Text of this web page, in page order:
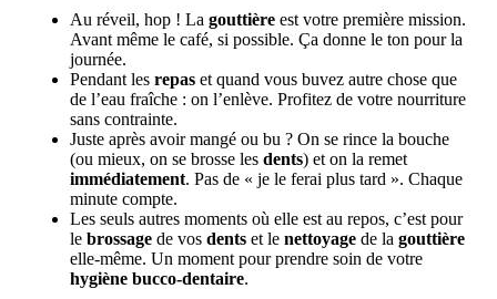
Au réveil, hop ! La gouttière est votre première mission.
Avant même le café, si possible. Ça donne le ton pour la
journée.
Pendant les repas et quand vous buvez autre chose que
de l’eau fraîche : on l’enlève. Profitez de votre nourriture
sans contrainte.
Juste après avoir mangé ou bu ? On se rince la bouche
(ou mieux, on se brosse les dents) et on la remet
immédiatement. Pas de « je le ferai plus tard ». Chaque
minute compte.
Les seuls autres moments où elle est au repos, c’est pour
le brossage de vos dents et le nettoyage de la gouttière
elle-même. Un moment pour prendre soin de votre
hygiène bucco-dentaire.